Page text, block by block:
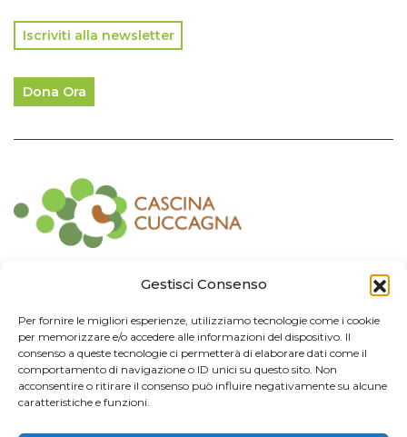
Gestisci Consenso
Per fornire le migliori esperienze, utilizziamo tecnologie come i cookie
per memorizzare e/o accedere alle informazioni del dispositivo. Il
consenso a queste tecnologie ci permetterà di elaborare dati come il
comportamento di navigazione o ID unici su questo sito. Non
acconsentire o ritirare il consenso può influire negativamente su alcune
caratteristiche e funzioni.
Iscriviti alla newsletter
Dona Ora
Impresa Sociale
Via Cuccagna 2/4 - 20135 Milano - tel. 02.83421007
CF97426130155 -P. IVA06232010964 -REA MI-2522352 -RUNTS25837
21/03/2022
cuccagna@arubapec.it - info@cuccagna.org